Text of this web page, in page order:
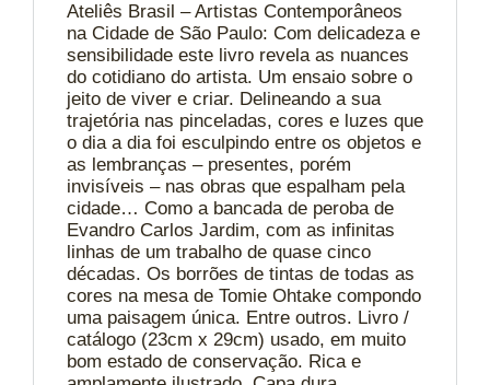
Ateliês Brasil – Artistas Contemporâneos
na Cidade de São Paulo: Com delicadeza e
sensibilidade este livro revela as nuances
do cotidiano do artista. Um ensaio sobre o
jeito de viver e criar. Delineando a sua
trajetória nas pinceladas, cores e luzes que
o dia a dia foi esculpindo entre os objetos e
as lembranças – presentes, porém
invisíveis – nas obras que espalham pela
cidade… Como a bancada de peroba de
Evandro Carlos Jardim, com as infinitas
linhas de um trabalho de quase cinco
décadas. Os borrões de tintas de todas as
cores na mesa de Tomie Ohtake compondo
uma paisagem única. Entre outros. Livro /
catálogo (23cm x 29cm) usado, em muito
bom estado de conservação. Rica e